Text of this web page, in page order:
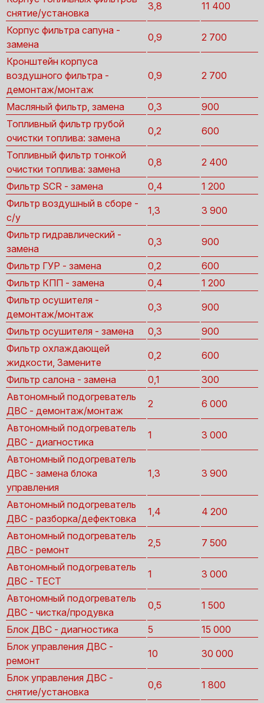
снятие/установка
3,8 11 400
Корпус фильтра сапуна -
замена
0,9 2 700
Кронштейн корпуса
воздушного фильтра -
демонтаж/монтаж
0,9 2 700
Масляный фильтр, замена 0,3
900
Топливный фильтр грубой
очистки топлива: замена
0,2 600
Топливный фильтр тонкой
очистки топлива: замена
0,8 2 400
Фильтр SCR - замена 0,4
1 200
Фильтр воздушный в сборе -
с/у
1,3 3 900
Фильтр гидравлический -
замена
0,3 900
Фильтр ГУР - замена 0,2
600
Фильтр КПП - замена
0,4
1 200
Фильтр осушителя -
демонтаж/монтаж
0,3 900
Фильтр осушителя - замена 0,3
900
Фильтр охлаждающей
жидкости, Замените
0,2 600
Фильтр салона - замена 0,1
300
Автономный подогреватель
ДВС - демонтаж/монтаж
2 6 000
Автономный подогреватель
ДВС - диагностика
1 3 000
Автономный подогреватель
ДВС - замена блока
управления
1,3 3 900
Автономный подогреватель
ДВС - разборка/дефектовка
1,4 4 200
Автономный подогреватель
ДВС - ремонт
2,5 7 500
Автономный подогреватель
ДВС - ТЕСТ
1 3 000
Автономный подогреватель
ДВС - чистка/продувка
0,5 1 500
Блок ДВС - диагностика 5
15 000
Блок управления ДВС -
ремонт
10 30 000
Блок управления ДВС -
снятие/установка
0,6 1 800